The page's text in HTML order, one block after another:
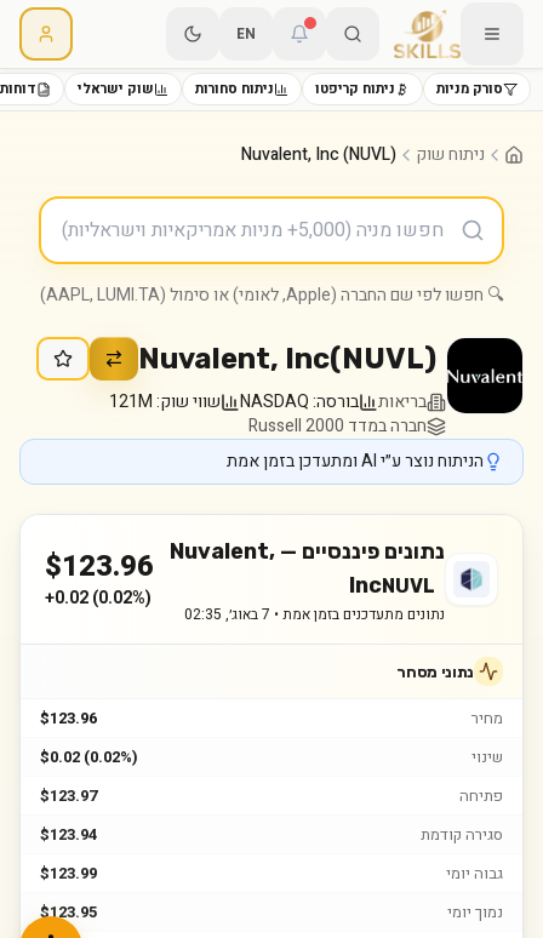
EN
סורק מניות ניתוח קריפטו ניתוח סחורות שוק ישראלי
ניתוח שוק Nuvalent, Inc (NUVL)
🔍 חפשו לפי שם החברה (Apple, לאומי) או סימול (AAPL, LUMI.TA)
Nuvalent, Inc(NUVL)
בריאות בורסה:NASDAQ שווי שוק:121M
חברה במדד Russell 2000
הניתוח נוצר ע״י AI ומתעדכן בזמן אמת
נתונים פיננסיים — Nuvalent,
IncNUVL
נתונים מתעדכנים בזמן אמת • 7 באוג׳, 02:35
$123.96
+0.02(0.02%)
נתוני מסחר
מחיר
$123.96
שינוי
$0.02 (0.02%)
פתיחה
$123.97
סגירה קודמת
$123.94
גבוה יומי
$123.99
נמוך יומי
$123.95